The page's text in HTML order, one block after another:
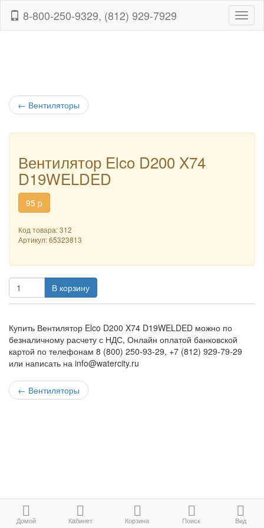
8-800-250-9329, (812) 929-7929
← Вентиляторы
Вентилятор Elco D200 X74
D19WELDED
95 p
Код товара: 312
Артикул:65323813
В корзину
Купить Вентилятор Elco D200 X74 D19WELDED можно по
безналичному расчету с НДС, Онлайн оплатой банковской
картой по телефонам 8 (800) 250-93-29, +7 (812) 929-79-29
или написать на info@watercity.ru
← Вентиляторы
Домой Кабинет Корзина Поиск Вид